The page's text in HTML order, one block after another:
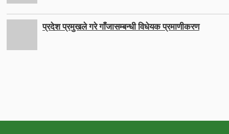
प्रदेश प्रमुखले गरे गाँजासम्बन्धी विधेयक प्रमाणीकरण